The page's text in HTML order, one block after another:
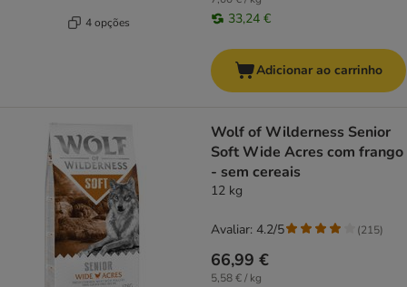
4 opções 33,24 €
Adicionar ao carrinho
Wolf of Wilderness Senior
Soft Wide Acres com frango
- sem cereais
12 kg
66,99 €
5,58 € / kg
Avaliar: 4.2/5 (215)